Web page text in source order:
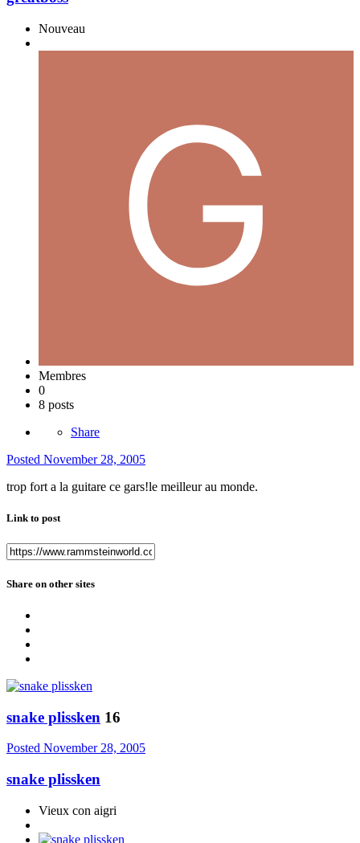
Nouveau
Membres
0
8 posts
Share
Posted November 28, 2005
trop fort a la guitare ce gars!le meilleur au monde.
Link to post
Share on other sites
snake plissken 16
Posted November 28, 2005
snake plissken
Vieux con aigri